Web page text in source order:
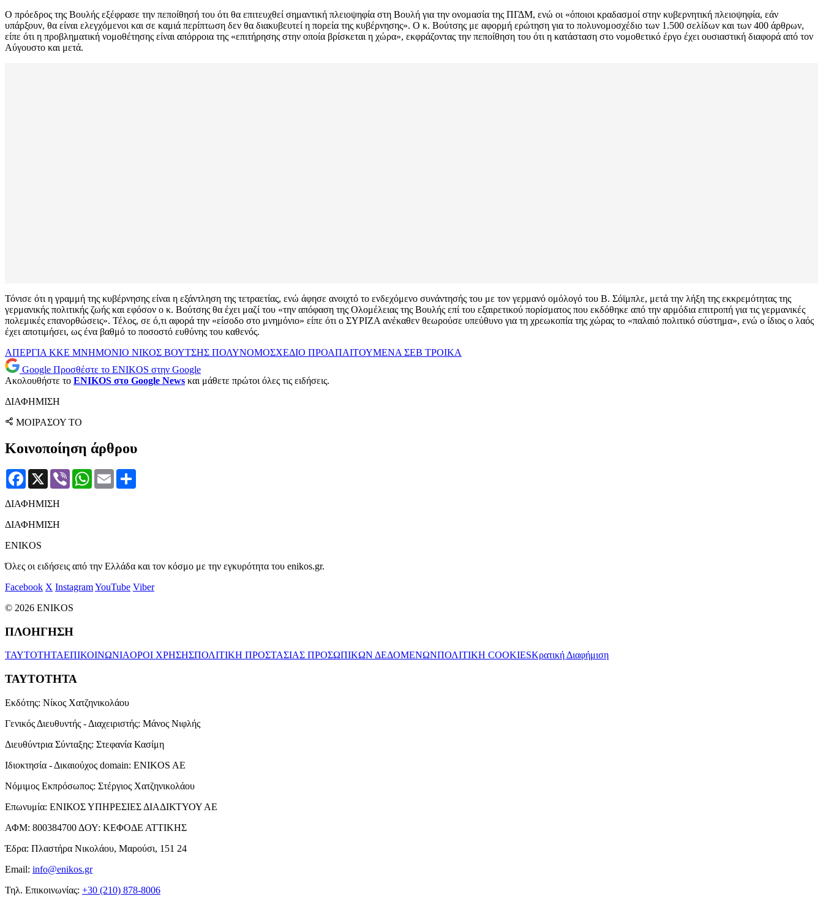
Ο πρόεδρος της Βουλής εξέφρασε την πεποίθησή του ότι θα επιτευχθεί σημαντική πλειοψηφία στη Βουλή για την ονομασία της ΠΓΔΜ, ενώ οι «όποιοι κραδασμοί στην κυβερνητική πλειοψηφία, εάν
υπάρξουν, θα είναι ελεγχόμενοι και σε καμιά περίπτωση δεν θα διακυβευτεί η πορεία της κυβέρνησης». Ο κ. Βούτσης με αφορμή ερώτηση για το πολυνομοσχέδιο των 1.500 σελίδων και των 400 άρθρων,
είπε ότι η προβληματική νομοθέτησης είναι απόρροια της «επιτήρησης στην οποία βρίσκεται η χώρα», εκφράζοντας την πεποίθηση του ότι η κατάσταση στο νομοθετικό έργο έχει ουσιαστική διαφορά από τον
Αύγουστο και μετά.
Τόνισε ότι η γραμμή της κυβέρνησης είναι η εξάντληση της τετραετίας, ενώ άφησε ανοιχτό το ενδεχόμενο συνάντησής του με τον γερμανό ομόλογό του Β. Σόϊμπλε, μετά την λήξη της εκκρεμότητας της
γερμανικής πολιτικής ζωής και εφόσον ο κ. Βούτσης θα έχει μαζί του «την απόφαση της Ολομέλειας της Βουλής επί του εξαιρετικού πορίσματος που εκδόθηκε από την αρμόδια επιτροπή για τις γερμανικές
πολεμικές επανορθώσεις». Τέλος, σε ό,τι αφορά την «είσοδο στο μνημόνιο» είπε ότι ο ΣΥΡΙΖΑ ανέκαθεν θεωρούσε υπεύθυνο για τη χρεωκοπία της χώρας το «παλαιό πολιτικό σύστημα», ενώ ο ίδιος ο λαός
έχει αποτιμήσει, ως ένα βαθμό το ποσοστό ευθύνης του καθενός.
ΑΠΕΡΓΙΑ ΚΚΕ ΜΝΗΜΟΝΙΟ ΝΙΚΟΣ ΒΟΥΤΣΗΣ ΠΟΛΥΝΟΜΟΣΧΕΔΙΟ ΠΡΟΑΠΑΙΤΟΥΜΕΝΑ ΣΕΒ ΤΡΟΙΚΑ
Google Προσθέστε το ENIKOS στην Google
Ακολουθήστε το ENIKOS στο Google News και μάθετε πρώτοι όλες τις ειδήσεις.
ΔΙΑΦΗΜΙΣΗ
ΜΟΙΡΑΣΟΥ ΤΟ
Κοινοποίηση άρθρου
Facebook
X Viber WhatsApp
Email
ΔΙΑΦΗΜΙΣΗ
ΔΙΑΦΗΜΙΣΗ
ENIKOS
Όλες οι ειδήσεις από την Ελλάδα και τον κόσμο με την εγκυρότητα του enikos.gr.
Facebook X InstagramYouTube Viber
© 2026 ENIKOS
ΠΛΟΗΓΗΣΗ
ΤΑΥΤΟΤΗΤΑΕΠΙΚΟΙΝΩΝΙΑΟΡΟΙ ΧΡΗΣΗΣΠΟΛΙΤΙΚΗ ΠΡΟΣΤΑΣΙΑΣ ΠΡΟΣΩΠΙΚΩΝ ΔΕΔΟΜΕΝΩΝΠΟΛΙΤΙΚΗ COOKIESΚρατική Διαφήμιση
ΤΑΥΤΟΤΗΤΑ
Εκδότης: Νίκος Χατζηνικολάου
Γενικός Διευθυντής - Διαχειριστής: Μάνος Νιφλής
Διευθύντρια Σύνταξης: Στεφανία Κασίμη
Ιδιοκτησία - Δικαιούχος domain: ENIKOS AE
Νόμιμος Εκπρόσωπος: Στέργιος Χατζηνικολάου
Επωνυμία: ΕΝΙΚΟΣ ΥΠΗΡΕΣΙΕΣ ΔΙΑΔΙΚΤΥΟΥ ΑΕ
ΑΦΜ: 800384700 ΔΟΥ: ΚΕΦΟΔΕ ΑΤΤΙΚΗΣ
Έδρα: Πλαστήρα Νικολάου, Μαρούσι, 151 24
Email: info@enikos.gr
Τηλ. Επικοινωνίας: +30 (210) 878-8006